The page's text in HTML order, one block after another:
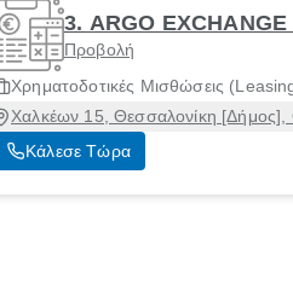
3. ARGO
Προβολή
Χρηματοδοτικές Μισθώσεις
Χαλκέων 15, Θεσσαλονίκη [Δήμος],
Κάλεσε Τώρα